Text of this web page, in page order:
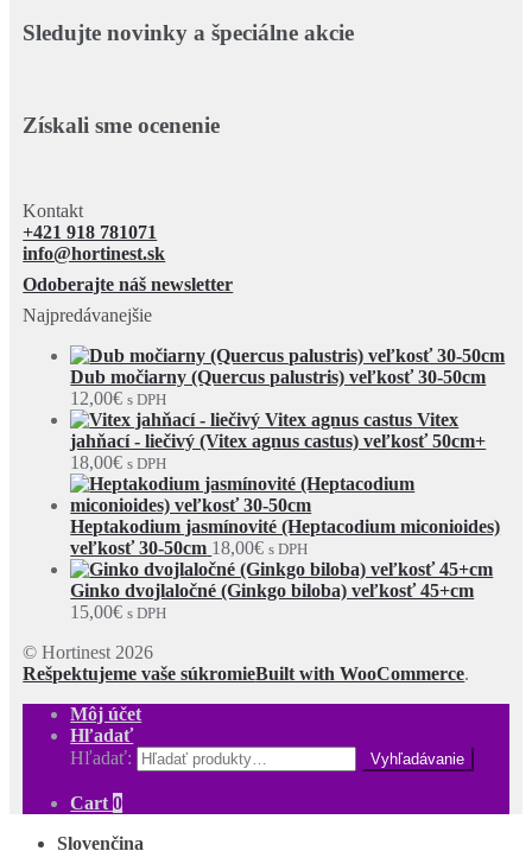
Sledujte novinky a špeciálne akcie
Získali sme ocenenie
Kontakt
+421 918 781071
info@hortinest.sk
Odoberajte náš newsletter
Najpredávanejšie
Dub močiarny (Quercus palustris) veľkosť 30-50cm
12,00€ s DPH
Vitex
jahňací - liečivý (Vitex agnus castus) veľkosť 50cm+
18,00€ s DPH
Heptakodium jasmínovité (Heptacodium miconioides)
veľkosť 30-50cm 18,00€ s DPH
Ginko dvojlaločné (Ginkgo biloba) veľkosť 45+cm
15,00€ s DPH
© Hortinest 2026
Rešpektujeme vaše súkromieBuilt with WooCommerce.
Môj účet
Hľadať
Hľadať:
Cart0
Slovenčina